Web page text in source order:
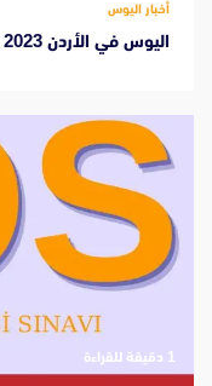
أخبار اليوس
اليوس في الأردن 2023
‫1 دقيقة للقراءة